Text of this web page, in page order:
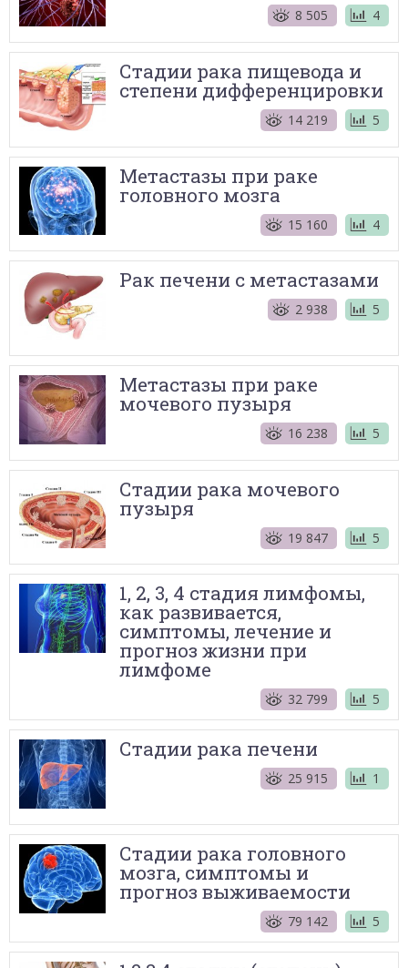
8 505 4
Стадии рака пищевода и
степени дифференцировки
14 219 5
Метастазы при раке
головного мозга
15 160 4
Рак печени с метастазами
2 938 5
Метастазы при раке
мочевого пузыря
16 238 5
Стадии рака мочевого
пузыря
19 847 5
1, 2, 3, 4 стадия лимфомы,
как развивается,
симптомы, лечение и
прогноз жизни при
лимфоме
32 799 5
Стадии рака печени
25 915 1
Стадии рака головного
мозга, симптомы и
прогноз выживаемости
79 142 5